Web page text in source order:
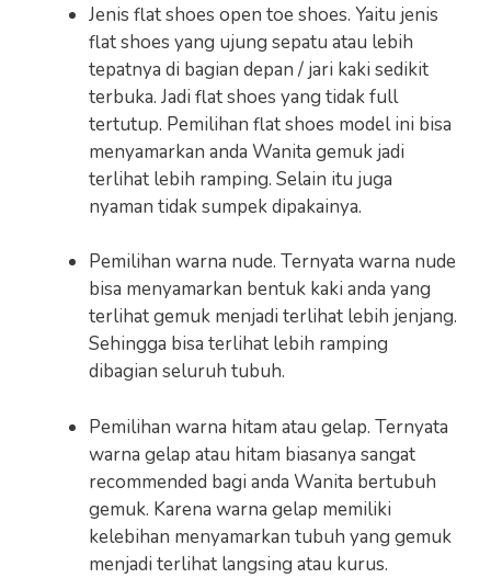
Jenis flat shoes open toe shoes. Yaitu jenis
flat shoes yang ujung sepatu atau lebih
tepatnya di bagian depan / jari kaki sedikit
terbuka. Jadi flat shoes yang tidak full
tertutup. Pemilihan flat shoes model ini bisa
menyamarkan anda Wanita gemuk jadi
terlihat lebih ramping. Selain itu juga
nyaman tidak sumpek dipakainya.
Pemilihan warna nude. Ternyata warna nude
bisa menyamarkan bentuk kaki anda yang
terlihat gemuk menjadi terlihat lebih jenjang.
Sehingga bisa terlihat lebih ramping
dibagian seluruh tubuh.
Pemilihan warna hitam atau gelap. Ternyata
warna gelap atau hitam biasanya sangat
recommended bagi anda Wanita bertubuh
gemuk. Karena warna gelap memiliki
kelebihan menyamarkan tubuh yang gemuk
menjadi terlihat langsing atau kurus.